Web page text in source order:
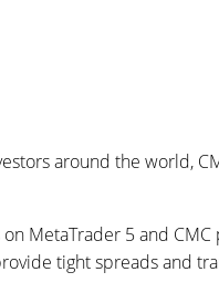
around the world,
MetaTrader 5 and
tight spreads and